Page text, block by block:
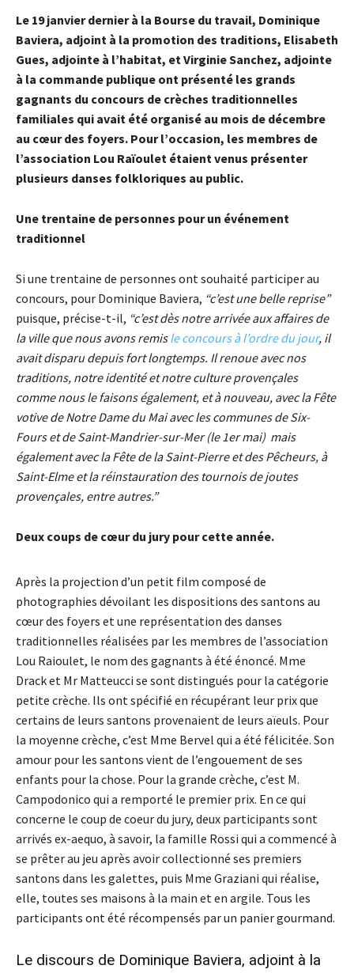
Le 19 janvier dernier à la Bourse du travail, Dominique
Baviera, adjoint à la promotion des traditions, Elisabeth
Gues, adjointe à l’habitat, et Virginie Sanchez, adjointe
à la commande publique ont présenté les grands
gagnants du concours de crèches traditionnelles
familiales qui avait été organisé au mois de décembre
au cœur des foyers. Pour l’occasion, les membres de
l’association Lou Raïoulet étaient venus présenter
plusieurs danses folkloriques au public.
Une trentaine de personnes pour un événement
traditionnel
Si une trentaine de personnes ont souhaité participer au
concours, pour Dominique Baviera, “c’est une belle reprise”
puisque, précise-t-il, “c’est dès notre arrivée aux affaires de
la ville que nous avons remisle concours à l’ordre du jour, il
avait disparu depuis fort longtemps. Il renoue avec nos
traditions, notre identité et notre culture provençales
comme nous le faisons également, et à nouveau, avec la Fête
votive de Notre Dame du Mai avec les communes de Six-
Fours et de Saint-Mandrier-sur-Mer (le 1er mai) mais
également avec la Fête de la Saint-Pierre et des Pêcheurs, à
Saint-Elme et la réinstauration des tournois de joutes
provençales, entre autres.”
Deux coups de cœur du jury pour cette année.
Après la projection d’un petit film composé de
photographies dévoilant les dispositions des santons au
cœur des foyers et une représentation des danses
traditionnelles réalisées par les membres de l’association
Lou Raioulet, le nom des gagnants à été énoncé. Mme
Drack et Mr Matteucci se sont distingués pour la catégorie
petite crèche. Ils ont spécifié en récupérant leur prix que
certains de leurs santons provenaient de leurs aïeuls. Pour
la moyenne crèche, c’est Mme Bervel qui a été félicitée. Son
amour pour les santons vient de l’engouement de ses
enfants pour la chose. Pour la grande crèche, c’est M.
Campodonico qui a remporté le premier prix. En ce qui
concerne le coup de coeur du jury, deux participants sont
arrivés ex-aequo, à savoir, la famille Rossi qui a commencé à
se prêter au jeu après avoir collectionné ses premiers
santons dans les galettes, puis Mme Graziani qui réalise,
elle, toutes ses maisons à la main et en argile. Tous les
participants ont été récompensés par un panier gourmand.
Le discours de Dominique Baviera, adjoint à la